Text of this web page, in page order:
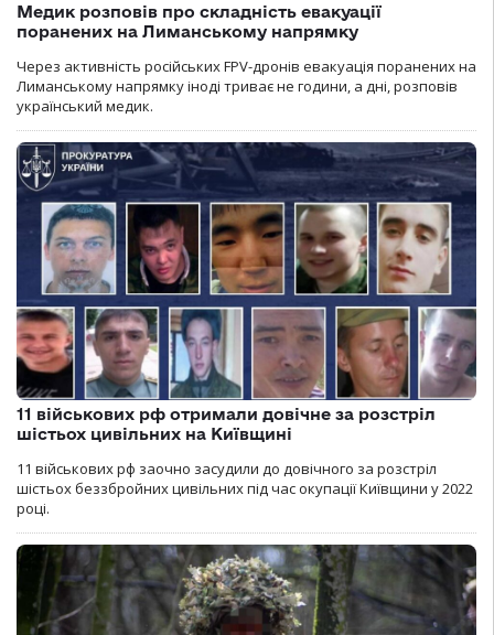
Медик розповів про складність евакуації
поранених на Лиманському напрямку
Через активність російських FPV-дронів евакуація поранених на
Лиманському напрямку іноді триває не години, а дні, розповів
український медик.
11 військових рф отримали довічне за розстріл
шістьох цивільних на Київщині
11 військових рф заочно засудили до довічного за розстріл
шістьох беззбройних цивільних під час окупації Київщини у 2022
році.